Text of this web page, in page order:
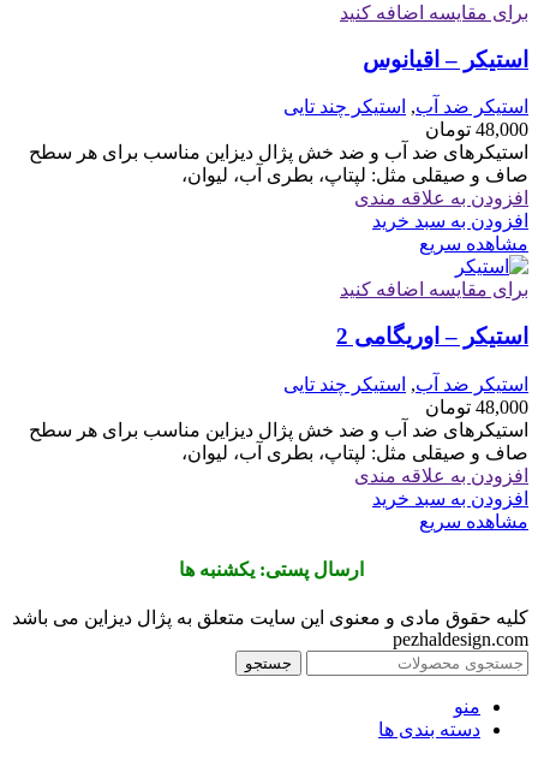
برای مقایسه اضافه کنید
استیکر – اقیانوس
استیکر ضد آب, استیکر چند تایی
48,000 تومان
استیکرهای ضد آب و ضد خش پژال دیزاین مناسب برای هر سطح
صاف و صیقلی مثل: لپتاپ، بطری آب، لیوان،
افزودن به علاقه مندی
افزودن به سبد خرید
مشاهده سریع
برای مقایسه اضافه کنید
استیکر – اوریگامی 2
استیکر ضد آب, استیکر چند تایی
48,000 تومان
استیکرهای ضد آب و ضد خش پژال دیزاین مناسب برای هر سطح
صاف و صیقلی مثل: لپتاپ، بطری آب، لیوان،
افزودن به علاقه مندی
افزودن به سبد خرید
مشاهده سریع
ارسال پستی: یکشنبه ها
کلیه حقوق مادی و معنوی این سایت متعلق به پژال دیزاین می باشد
pezhaldesign.com
جستجو
منو
دسته بندی ها